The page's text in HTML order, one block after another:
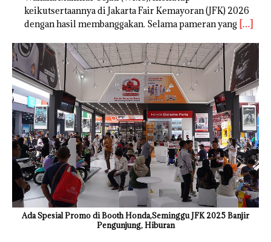
keikutsertaannya di Jakarta Fair Kemayoran (JFK) 2026
dengan hasil membanggakan. Selama pameran yang […]
Ada Spesial Promo di Booth Honda,Seminggu JFK 2025 Banjir
Pengunjung, Hiburan